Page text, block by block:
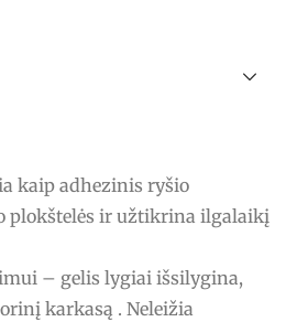
kaip adhezinis ryšio
plokštelės ir užtikrina ilgalaikį
– gelis lygiai išsilygina,
karkasą . Neleižia